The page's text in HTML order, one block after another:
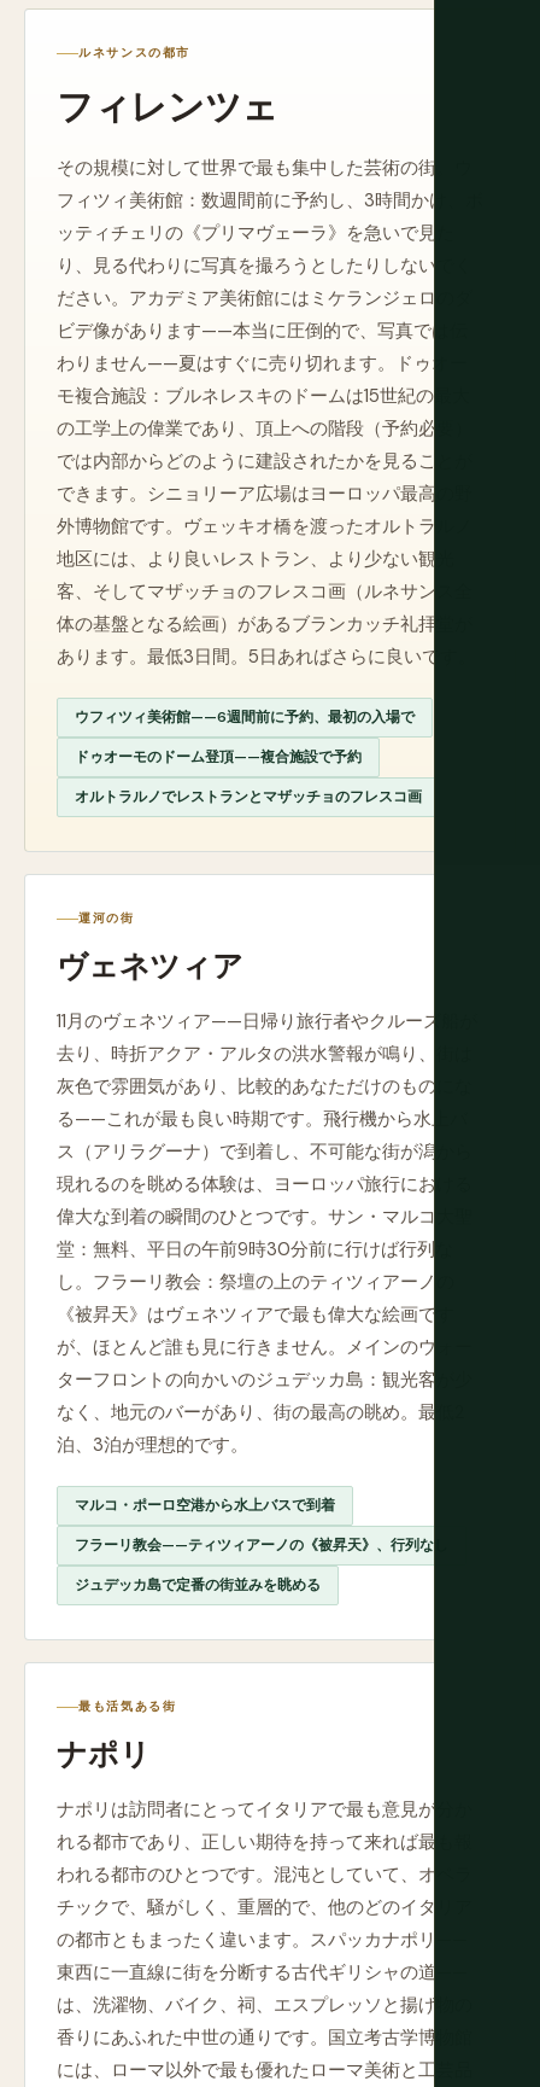
ルネサンスの都市
フィレンツェ
その規模に対して世界で最も集中した芸術の街。ウ
フィツィ美術館：数週間前に予約し、3時間かけ、ボ
ッティチェリの《プリマヴェーラ》を急いで見た
り、見る代わりに写真を撮ろうとしたりしないでく
ださい。アカデミア美術館にはミケランジェロのダ
ビデ像があります——本当に圧倒的で、写真では伝
わりません——夏はすぐに売り切れます。ドゥオー
モ複合施設：ブルネレスキのドームは15世紀の最大
の工学上の偉業であり、頂上への階段（予約必要）
では内部からどのように建設されたかを見ることが
できます。シニョリーア広場はヨーロッパ最高の野
外博物館です。ヴェッキオ橋を渡ったオルトラルノ
地区には、より良いレストラン、より少ない観光
客、そしてマザッチョのフレスコ画（ルネサンス全
体の基盤となる絵画）があるブランカッチ礼拝堂が
あります。最低3日間。5日あればさらに良いです。
ウフィツィ美術館——6週間前に予約、最初の入場で
ドゥオーモのドーム登頂——複合施設で予約
オルトラルノでレストランとマザッチョのフレスコ画
運河の街
ヴェネツィア
11月のヴェネツィア——日帰り旅行者やクルーズ船が
去り、時折アクア・アルタの洪水警報が鳴り、街は
灰色で雰囲気があり、比較的あなただけのものにな
る——これが最も良い時期です。飛行機から水上バ
ス（アリラグーナ）で到着し、不可能な街が潟から
現れるのを眺める体験は、ヨーロッパ旅行における
偉大な到着の瞬間のひとつです。サン・マルコ大聖
堂：無料、平日の午前9時30分前に行けば行列な
し。フラーリ教会：祭壇の上のティツィアーノの
《被昇天》はヴェネツィアで最も偉大な絵画です
が、ほとんど誰も見に行きません。メインのウォー
ターフロントの向かいのジュデッカ島：観光客が少
なく、地元のバーがあり、街の最高の眺め。最低2
泊、3泊が理想的です。
マルコ・ポーロ空港から水上バスで到着
フラーリ教会——ティツィアーノの《被昇天》、行列なし
ジュデッカ島で定番の街並みを眺める
最も活気ある街
ナポリ
ナポリは訪問者にとってイタリアで最も意見が分か
れる都市であり、正しい期待を持って来れば最も報
われる都市のひとつです。混沌としていて、オペラ
チックで、騒がしく、重層的で、他のどのイタリア
の都市ともまったく違います。スパッカナポリ——
東西に一直線に街を分断する古代ギリシャの道——
は、洗濯物、バイク、祠、エスプレッソと揚げ物の
香りにあふれた中世の通りです。国立考古学博物館
には、ローマ以外で最も優れたローマ美術と工芸品